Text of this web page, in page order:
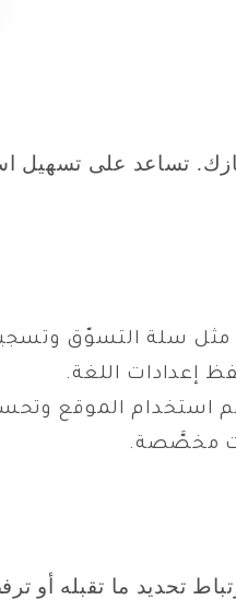
تساعد على تسهيل
مثل سلة التسوّق
إعدادات اللغة.
استخدام الموقع
مخصَّصة.
تحديد ما تقبله أو